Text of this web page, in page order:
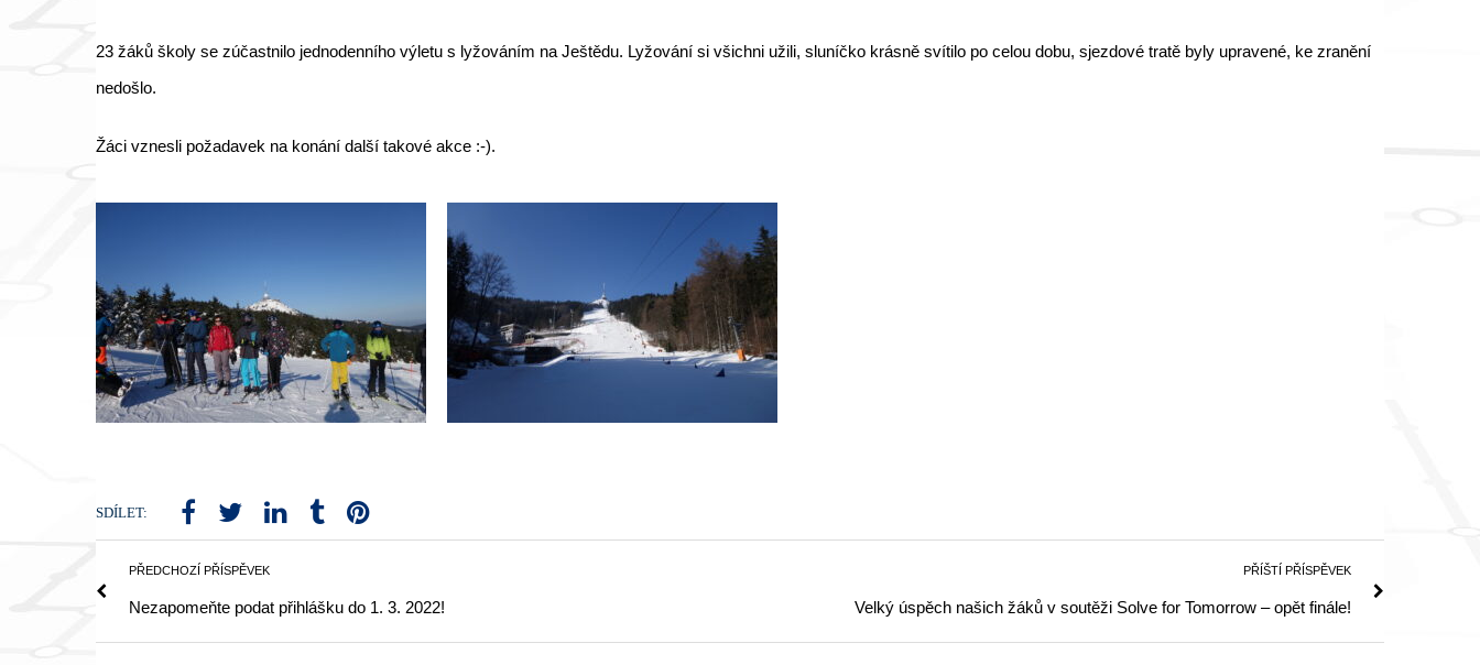
23 žáků školy se zúčastnilo jednodenního výletu s lyžováním na Ještědu. Lyžování si všichni užili, sluníčko krásně svítilo po celou dobu, sjezdové tratě byly upravené, ke zranění
nedošlo.
Žáci vznesli požadavek na konání další takové akce :-).
SDÍLET:
PŘEDCHOZÍ PŘÍSPĚVEK
Nezapomeňte podat přihlášku do 1. 3. 2022!
PŘÍŠTÍ PŘÍSPĚVEK
Velký úspěch našich žáků v soutěži Solve for Tomorrow – opět finále!